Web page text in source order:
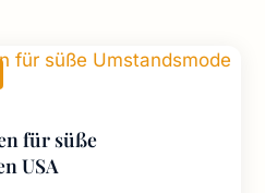
für süße
USA